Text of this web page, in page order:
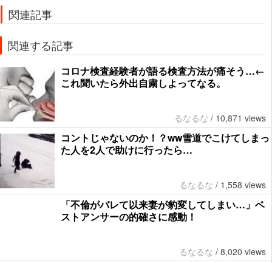
関連記事
関連する記事
コロナ検査経験者が語る検査方法が痛そう…←
これ聞いたら外出自粛しよってなる。
るなるな / 10,871 views
コントじゃないのか！？ww雪道でこけてしまっ
た人を2人で助けに行ったら…
るなるな / 1,558 views
「不倫がバレて以来妻が豹変してしまい…」ベ
ストアンサーの的確さに感動！
るなるな / 8,020 views